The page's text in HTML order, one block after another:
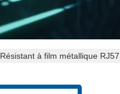
Résistant à film métallique